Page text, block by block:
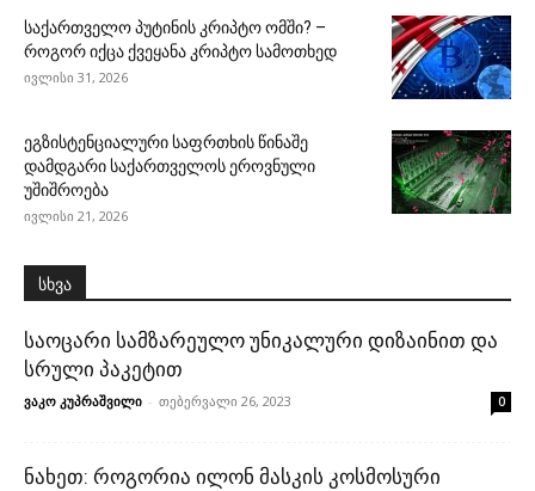
საქართველო პუტინის კრიპტო ომში? –
როგორ იქცა ქვეყანა კრიპტო სამოთხედ
ივლისი 31, 2026
ეგზისტენციალური საფრთხის წინაშე
დამდგარი საქართველოს ეროვნული
უშიშროება
ივლისი 21, 2026
სხვა
საოცარი სამზარეულო უნიკალური დიზაინით და
სრული პაკეტით
ვაკო კუპრაშვილი - თებერვალი 26, 2023 0
ნახეთ: როგორია ილონ მასკის კოსმოსური